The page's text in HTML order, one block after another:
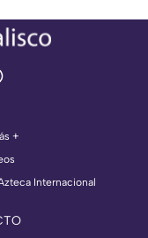
+
Internacional